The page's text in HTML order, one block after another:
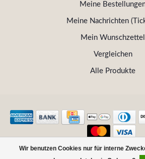
Wir benutzen Cookies nur für interne
Meine
Meine Nachrichten
Mein Wunschzettel
Vergleichen
Alle Produkte
© Copyright 2026 WEINHERZ